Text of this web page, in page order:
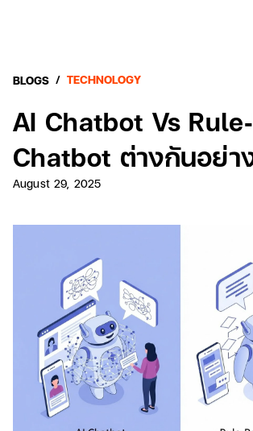
BLOGS / TECHNOLOGY
AI Chatbot Vs
Chatbot ต่างกันอย่า
August 29, 2025